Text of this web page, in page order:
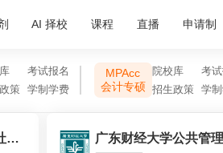
AI 择校 课程 直播 申请制
考试报名
策
学制学费
MPAcc
会计专硕
院校库
考
招生政策
学
黑龙江八一农垦大学人文社会科学学院 广东财经大学公共管